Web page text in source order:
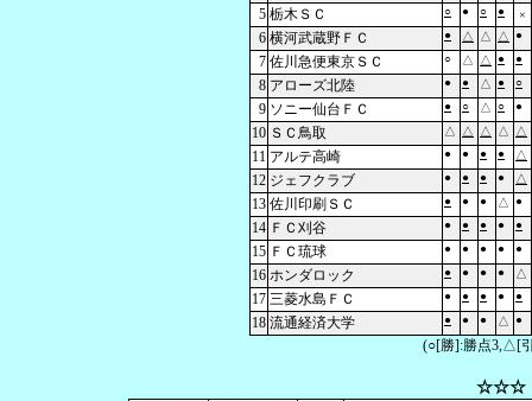
5 栃木ＳＣ ○ ● ○ ● ×
6 横河武蔵野ＦＣ ● △ △ △ ●
7 佐川急便東京ＳＣ ○ △ △ ● ●
8 アローズ北陸 ● ● △ ● ○
9 ソニー仙台ＦＣ ● ○ △ ○ ●
10 ＳＣ鳥取 △ △ △ △ △
11 アルテ高崎 ● ● ● ● △
12 ジェフクラブ ● ● ● ● △
13 佐川印刷ＳＣ ● ● ● △ ●
14 ＦＣ刈谷 ● ● ● ● ●
15 ＦＣ琉球 ● ● ● ● ●
16 ホンダロック ● ● ● ● △
17 三菱水島ＦＣ ● ● ● ● ●
18 流通経済大学 ● ● ● △ ●
(○[勝]:勝点3,△[
☆☆☆